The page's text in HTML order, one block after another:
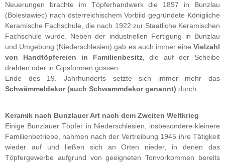
Neuerungen brachte im Töpferhandwerk die 1897 in Bunzlau
(Bolesławiec) nach österreichischem Vorbild gegründete Königliche
Keramische Fachschule, die nach 1922 zur Staatliche Keramischen
Fachschule wurde. Neben der industriellen Fertigung in Bunzlau
und Umgebung (Niederschlesien) gab es auch immer eine Vielzahl
von Handtöpfereien in Familienbesitz, die auf der Scheibe
drehten oder in Gipsformen gossen.
Ende des 19. Jahrhunderts setzte sich immer mehr das
Schwämmeldekor (auch Schwammdekor genannt) durch.
Keramik nach Bunzlauer Art nach dem Zweiten Weltkrieg
Einige Bunzlauer Töpfer in Niederschlesien, insbesondere kleinere
Familienbetriebe, nahmen nach der Vertreibung 1945 ihre Tätigkeit
wieder auf und ließen sich an Orten nieder, in denen das
Töpfergewerbe aufgrund von geeigneten Tonvorkommen bereits